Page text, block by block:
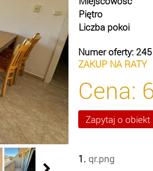
Piętro
Liczba pokoi
Numer oferty: 245
ZAKUP NA RATY
Cena:
1. qr.png